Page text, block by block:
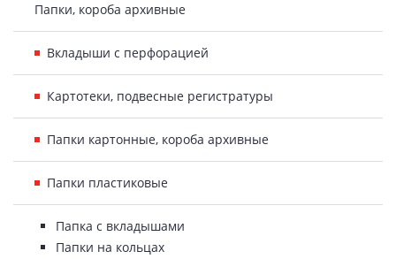
Папки, короба архивные
Вкладыши с перфорацией
Картотеки, подвесные регистратуры
Папки картонные, короба архивные
Папки пластиковые
Папка с вкладышами
Папки на кольцах